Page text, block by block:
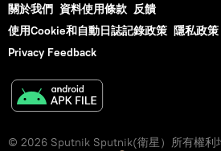
關於我們 資料使用條款 反饋
使用Cookie和自動日誌記錄政策 隱私政策
Privacy Feedback
© 2026 Sputnik Sputnik(衛星）所有權利